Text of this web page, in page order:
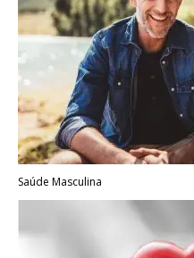
Saúde Masculina